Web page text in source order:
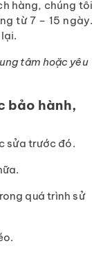
hàng, chúng tôi
từ 7 – 15 ngày.
tâm hoặc yêu
bảo hành,
sửa trước đó.
quá trình sử